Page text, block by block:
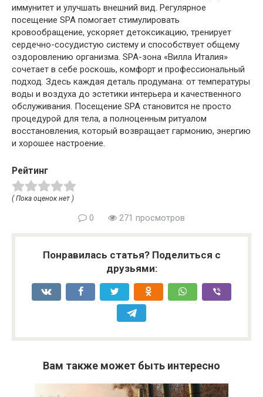
иммунитет и улучшать внешний вид. Регулярное
посещение SPA помогает стимулировать
кровообращение, ускоряет детоксикацию, тренирует
сердечно-сосудистую систему и способствует общему
оздоровлению организма. SPA-зона «Вилла Италия»
сочетает в себе роскошь, комфорт и профессиональный
подход. Здесь каждая деталь продумана: от температуры
воды и воздуха до эстетики интерьера и качественного
обслуживания. Посещение SPA становится не просто
процедурой для тела, а полноценным ритуалом
восстановления, который возвращает гармонию, энергию
и хорошее настроение.
Рейтинг
( Пока оценок нет )
0 271 просмотров
Понравилась статья? Поделиться с
друзьями:
Вам также может быть интересно